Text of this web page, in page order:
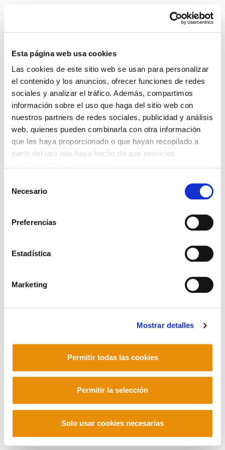
Esta página web usa cookies
Las cookies de este sitio web se usan para personalizar
el contenido y los anuncios, ofrecer funciones de redes
sociales y analizar el tráfico. Además, compartimos
información sobre el uso que haga del sitio web con
nuestros partners de redes sociales, publicidad y análisis
web, quienes pueden combinarla con otra información
que les haya proporcionado o que hayan recopilado a
partir del uso que haya hecho de sus servicios.
Necesario
Preferencias
Estadística
Marketing
Mostrar detalles
Permitir todas las cookies
Permitir la selección
Solo usar cookies necesarias
ELA Astekaria 190
POLÍTICA DE COOKIES
CANAL DE INFORMACIÓN
POLÍTICA DE PRIVACIDAD
MAPA DEL SITIO
ACCESIBILIDAD
Telf. +34 94 403 77 99
Contacto